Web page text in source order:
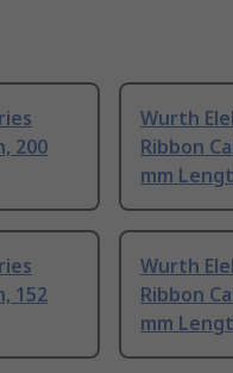
200
Wurth
Ribbon
mm
152
Wurth
Ribbon
mm